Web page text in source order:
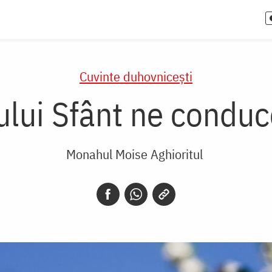
Cuvinte duhovnicești
Sfânt ne
Monahul Moise Aghioritul